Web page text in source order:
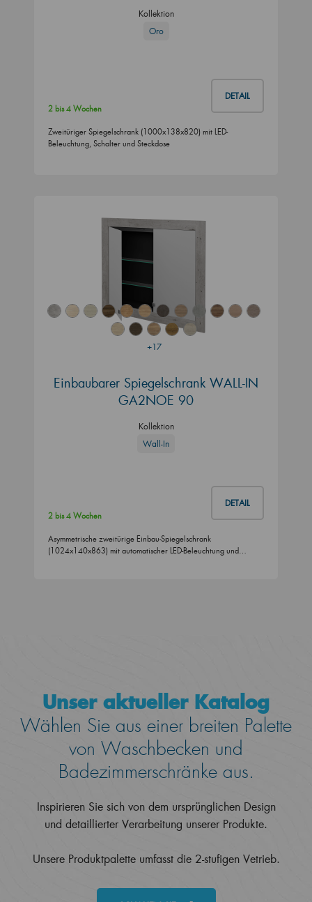
Kollektion
Oro
DETAIL
2 bis 4 Wochen
Zweitüriger Spiegelschrank (1000x138x820) mit LED-
Beleuchtung, Schalter und Steckdose
+17
Einbaubarer Spiegelschrank WALL-IN
GA2NOE 90
Kollektion
Wall-In
DETAIL
2 bis 4 Wochen
Asymmetrische zweitürige Einbau-Spiegelschrank
(1024x140x863) mit automatischer LED-Beleuchtung und…
Unser aktueller Katalog
Wählen Sie aus einer breiten Palette
von Waschbecken und
Badezimmerschränke aus.
Inspirieren Sie sich von dem ursprünglichen Design
und detaillierter Verarbeitung unserer Produkte.
Unsere Produktpalette umfasst die 2-stufigen Vetrieb.